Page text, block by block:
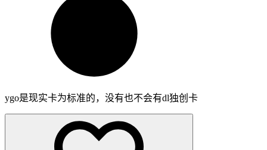
ygo是现实卡为标准的，没有也不会有dl独创卡